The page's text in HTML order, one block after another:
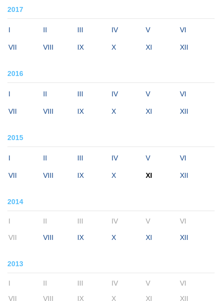
2017
I II III IV V VI
VII VIII IX X XI XII
2016
I II III IV V VI
VII VIII IX X XI XII
2015
I II III IV V VI
VII VIII IX X XI XII
2014
I II III IV V VI
VII VIII IX X XI XII
2013
I II III IV V
VI
VII
VIII IX X XI XII